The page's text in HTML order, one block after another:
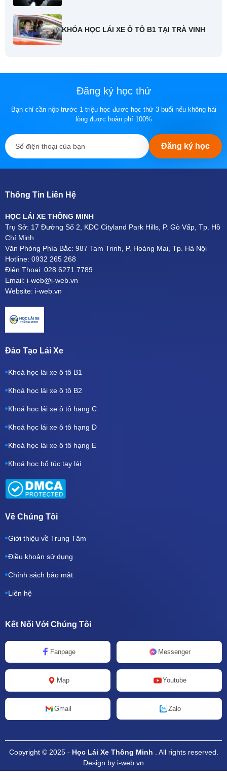
KHÓA HỌC LÁI XE Ô TÔ B1 TẠI TRÀ VINH
Đăng ký học thử
Bạn chỉ cần nộp trước 1 triệu học đươc học thử 3 buổi nếu không hài
lòng được hoàn phí 100%
Đăng ký học
Thông Tin Liên Hệ
HỌC LÁI XE THÔNG MINH
Trụ Sở: 17 Đường Số 2, KDC Cityland Park Hills, P. Gò Vấp, Tp. Hồ
Chí Minh
Văn Phòng Phía Bắc: 987 Tam Trinh, P. Hoàng Mai, Tp. Hà Nội
Hotline: 0932 265 268
Điện Thoại: 028.6271.7789
Email: i-web@i-web.vn
Website: i-web.vn
Đào Tạo Lái Xe
Khoá học lái xe ô tô B1
Khoá học lái xe ô tô B2
Khoá học lái xe ô tô hạng C
Khoá học lái xe ô tô hạng D
Khoá học lái xe ô tô hạng E
Khoá học bổ túc tay lái
Về Chúng Tôi
Giới thiệu về Trung Tâm
Điều khoản sử dụng
Chính sách bảo mật
Liên hệ
Kết Nối Với Chúng Tôi
Fanpage Messenger
Map Youtube
Gmail Zalo
Copyright © 2025 - Học Lái Xe Thông Minh . All rights reserved.
Design by i-web.vn